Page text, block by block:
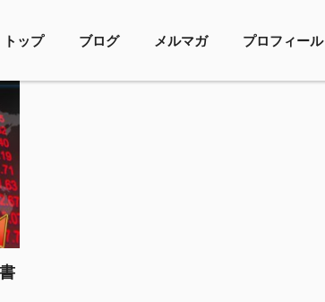
トップ ブログ メルマガ プロフィール